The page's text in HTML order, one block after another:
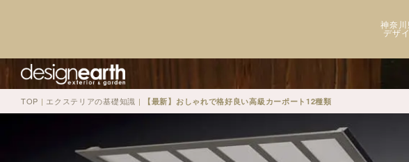
神奈
デザ
TOP | エクステリアの基礎知識 | 【最新】おしゃれで格好良い高級カーポート12種類